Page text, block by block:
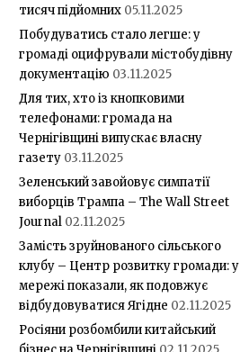
тисяч підйомних 05.11.2025
Побудуватись стало легше: у
громаді оцифрували містобудівну
документацію 03.11.2025
Для тих, хто із кнопковими
телефонами: громада на
Чернігівщині випускає власну
газету 03.11.2025
Зеленський завойовує симпатії
виборців Трампа – The Wall Street
Journal 02.11.2025
Замість зруйнованого сільського
клубу – Центр розвитку громади: у
мережі показали, як подовжує
відбудовуватися Ягідне 02.11.2025
Росіяни розбомбили китайський